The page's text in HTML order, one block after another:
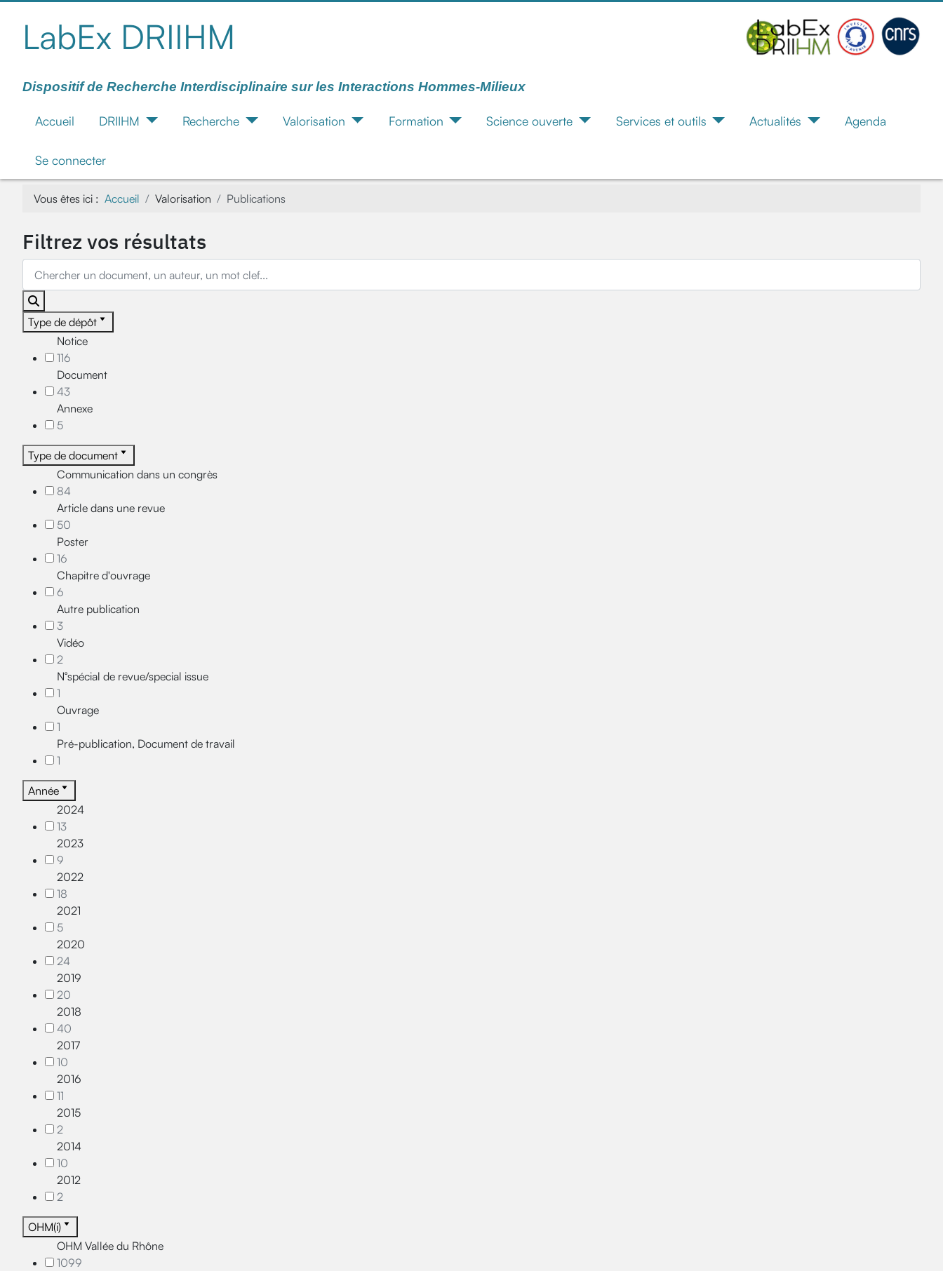
LabEx DRIIHM
Dispositif de Recherche Interdisciplinaire sur les Interactions Hommes-Milieux
Accueil DRIIHM Recherche Valorisation Formation Science ouverte Services et outils Actualités Agenda
Se connecter
Vous êtes ici : Accueil Valorisation Publications
Filtrez vos résultats
Type de dépôt
Notice
116
Document
43
Annexe
5
Type de document
Communication dans un congrès
84
Article dans une revue
50
Poster
16
Chapitre d'ouvrage
6
Autre publication
3
Vidéo
2
N°spécial de revue/special issue
1
Ouvrage
1
Pré-publication, Document de travail
1
Année
2024
13
2023
9
2022
18
2021
5
2020
24
2019
20
2018
40
2017
10
2016
11
2015
2
2014
10
2012
2
OHM(i)
OHM Vallée du Rhône
1099